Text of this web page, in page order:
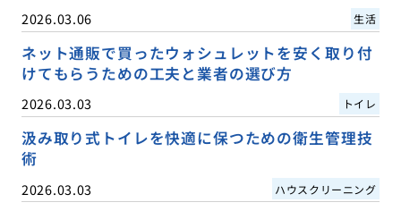
2026.03.06 生活
ネット通販で買ったウォシュレットを安く取り付
けてもらうための工夫と業者の選び方
2026.03.03 トイレ
汲み取り式トイレを快適に保つための衛生管理技
術
2026.03.03 ハウスクリーニング